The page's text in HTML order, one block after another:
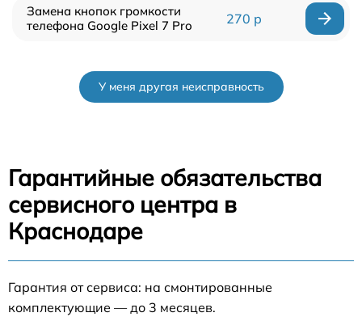
Замена кнопок громкости
телефона Google Pixel 7 Pro
270 р
У меня другая неисправность
Гарантийные обязательства
сервисного центра в
Краснодаре
Гарантия от сервиса: на смонтированные
комплектующие — до 3 месяцев.